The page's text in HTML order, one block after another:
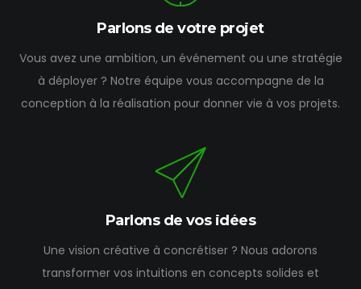
Parlons de votre projet
Vous avez une ambition, un événement ou une stratégie
à déployer ? Notre équipe vous accompagne de la
conception à la réalisation pour donner vie à vos projets.
Parlons de vos idées
Une vision créative à concrétiser ? Nous adorons
transformer vos intuitions en concepts solides et